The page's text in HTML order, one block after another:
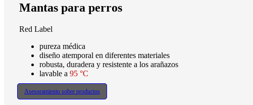
Mantas para perros
Red Label
pureza médica
diseño atemporal en diferentes materiales
robusta, duradera y resistente a los arañazos
lavable a 95 °C
Asesoramiento sobre productos